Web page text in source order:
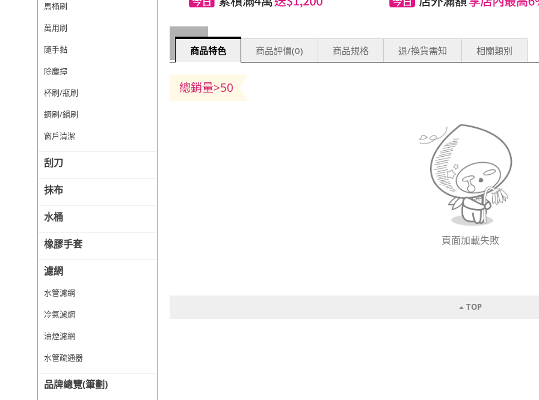
馬桶刷
萬用刷
隨手黏
除塵撢
杯刷/瓶刷
鋼刷/鍋刷
窗戶清潔
刮刀
抹布
水桶
橡膠手套
濾網
水管濾網
冷氣濾網
油煙濾網
水管疏通器
品牌總覽(筆劃)
商品特色 商品評價(0) 商品規格 退/換貨需知 相關類別
總銷量>50
頁面加載失敗
TOP